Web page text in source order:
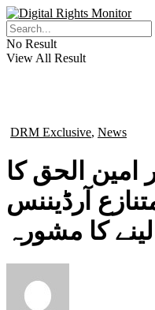
No Result
View All Result
DRM Exclusive, News
امین الحق کا
آرڈیننس
کا مشورہ